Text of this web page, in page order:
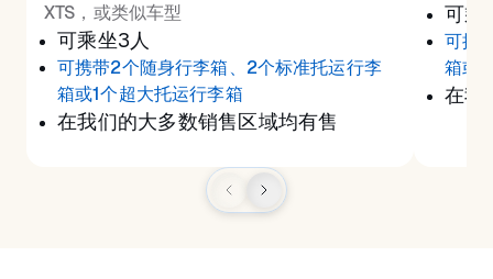
XTS，或类似车型
可乘坐3人
可携带2个随身行李箱、2个标准托运行李
箱或1个超大托运行李箱
在我们的大多数销售区域均有售
可乘
可携
箱或
在我